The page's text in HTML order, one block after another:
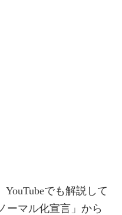
YouTubeでも解説して
ーマル化宣言」から